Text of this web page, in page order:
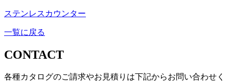
ステンレスカウンター
一覧に戻る
CONTACT
各種カタログのご請求やお見積りは下記からお問い合わせく